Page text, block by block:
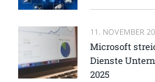
11. NOVEMBER
Microsoft
Dienste
2025